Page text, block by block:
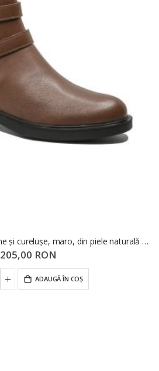
Ghete Karisma cu catarame și curelușe, maro, din piele naturală OTR150016
205,00 RON
ADAUGĂ ÎN COȘ